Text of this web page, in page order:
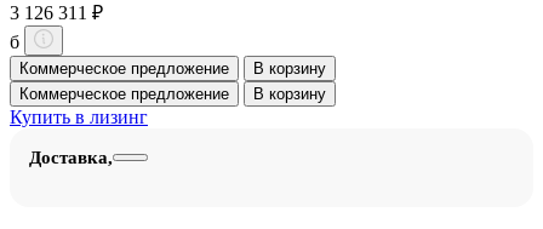
3 126 311 ₽
б
Коммерческое предложение
В корзину
Коммерческое предложение
В корзину
Купить в лизинг
Доставка,